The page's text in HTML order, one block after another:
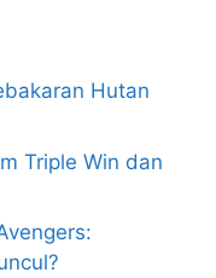
Hutan
Triple Win dan